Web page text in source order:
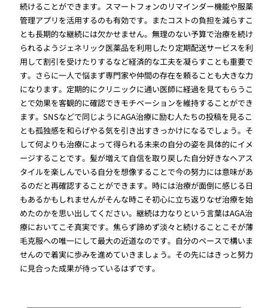
続けることができます。スマートフォンのリマインダー機能や服薬
管理アプリを活用するのも有効です。またコストの負担を減らすこ
とも長期的な継続には欠かせません。無理のない予算で治療を続け
られるようジェネリック医薬品を利用したり定期配送サービスを利
用して割引を受けたりするなど経済的な工夫を凝らすことも重要で
す。さらに一人で悩まず専門家や仲間の存在を頼ることも大きな力
になります。定期的にクリニックに通い医師に経過を見てもらうこ
とで効果を客観的に確認できモチベーションを維持することができ
ます。SNSなどで同じようにAGA治療に励む人たちの投稿を見るこ
とも孤独感を和らげやる気を引き出すきっかけになるでしょう。そ
して何よりも治療によって得られる未来の自分の姿を具体的にイメ
ージすることです。髪が増えて自信を取り戻した自分好きなヘアス
タイルを楽しんでいる自分を想像することで今の努力には意味があ
るのだと再確認することができます。時には治療が面倒に感じる日
もあるかもしれませんがそんな時こそ初心に立ち返りなぜ治療を始
めたのかを思い出してください。継続は力なりという言葉はAGA治
療においてこそ真実です。焦らず諦めず淡々と続けることこそが薄
毛克服への唯一にして最大の近道なのです。自分のペースで構いま
せんので着実に歩みを進めていきましょう。その先にはきっと努力
に見合った成果が待っているはずです。